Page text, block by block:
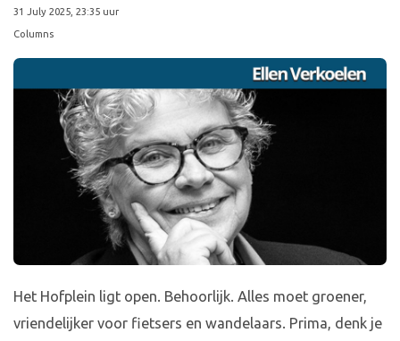
31 July 2025, 23:35 uur
Columns
Het Hofplein ligt open. Behoorlijk. Alles moet groener,
vriendelijker voor fietsers en wandelaars. Prima, denk je